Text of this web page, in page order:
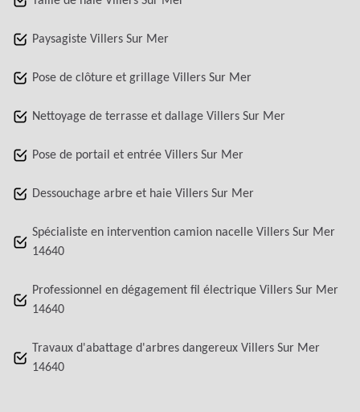
Paysagiste Villers Sur Mer
Pose de clôture et grillage Villers Sur Mer
Nettoyage de terrasse et dallage Villers Sur Mer
Pose de portail et entrée Villers Sur Mer
Dessouchage arbre et haie Villers Sur Mer
Spécialiste en intervention camion nacelle Villers Sur Mer
14640
Professionnel en dégagement fil électrique Villers Sur Mer
14640
Travaux d'abattage d'arbres dangereux Villers Sur Mer
14640